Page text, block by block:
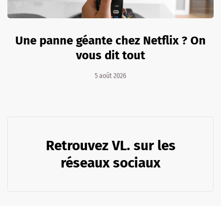
Une panne géante chez Netflix ? On
vous dit tout
5 août 2026
Retrouvez VL. sur les
réseaux sociaux